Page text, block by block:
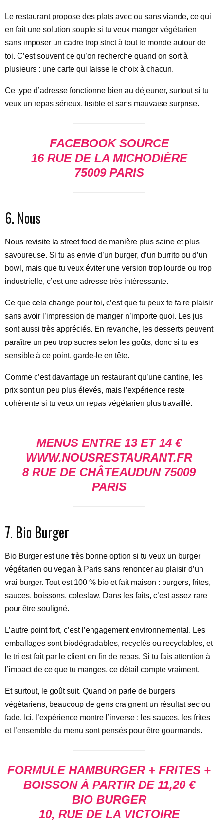
Le restaurant propose des plats avec ou sans viande, ce qui
en fait une solution souple si tu veux manger végétarien
sans imposer un cadre trop strict à tout le monde autour de
toi. C’est souvent ce qu’on recherche quand on sort à
plusieurs : une carte qui laisse le choix à chacun.
Ce type d’adresse fonctionne bien au déjeuner, surtout si tu
veux un repas sérieux, lisible et sans mauvaise surprise.
FACEBOOK SOURCE
16 RUE DE LA MICHODIÈRE
75009 PARIS
6. Nous
Nous revisite la street food de manière plus saine et plus
savoureuse. Si tu as envie d’un burger, d’un burrito ou d’un
bowl, mais que tu veux éviter une version trop lourde ou trop
industrielle, c’est une adresse très intéressante.
Ce que cela change pour toi, c’est que tu peux te faire plaisir
sans avoir l’impression de manger n’importe quoi. Les jus
sont aussi très appréciés. En revanche, les desserts peuvent
paraître un peu trop sucrés selon les goûts, donc si tu es
sensible à ce point, garde-le en tête.
Comme c’est davantage un restaurant qu’une cantine, les
prix sont un peu plus élevés, mais l’expérience reste
cohérente si tu veux un repas végétarien plus travaillé.
MENUS ENTRE 13 ET 14 €
WWW.NOUSRESTAURANT.FR
8 RUE DE CHÂTEAUDUN 75009
PARIS
7. Bio Burger
Bio Burger est une très bonne option si tu veux un burger
végétarien ou vegan à Paris sans renoncer au plaisir d’un
vrai burger. Tout est 100 % bio et fait maison : burgers, frites,
sauces, boissons, coleslaw. Dans les faits, c’est assez rare
pour être souligné.
L’autre point fort, c’est l’engagement environnemental. Les
emballages sont biodégradables, recyclés ou recyclables, et
le tri est fait par le client en fin de repas. Si tu fais attention à
l’impact de ce que tu manges, ce détail compte vraiment.
Et surtout, le goût suit. Quand on parle de burgers
végétariens, beaucoup de gens craignent un résultat sec ou
fade. Ici, l’expérience montre l’inverse : les sauces, les frites
et l’ensemble du menu sont pensés pour être gourmands.
FORMULE HAMBURGER + FRITES +
BOISSON À PARTIR DE 11,20 €
BIO BURGER
10, RUE DE LA VICTOIRE